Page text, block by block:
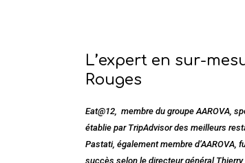
L’expert en sur-
Rouges
Eat@12, membre du groupe AAROVA,
établie par TripAdvisor des meilleurs
Pastati, également membre d’AAROVA,
succès selon le directeur général